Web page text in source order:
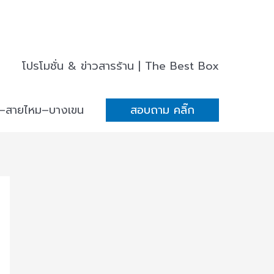
โปรโมชั่น & ข่าวสารร้าน | The Best Box
ยไหม–บางเขน สอบถาม คลิ๊ก